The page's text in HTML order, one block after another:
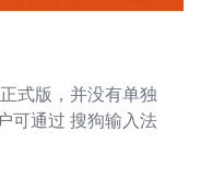
式版，并没有单独
可通过 搜狗输入法